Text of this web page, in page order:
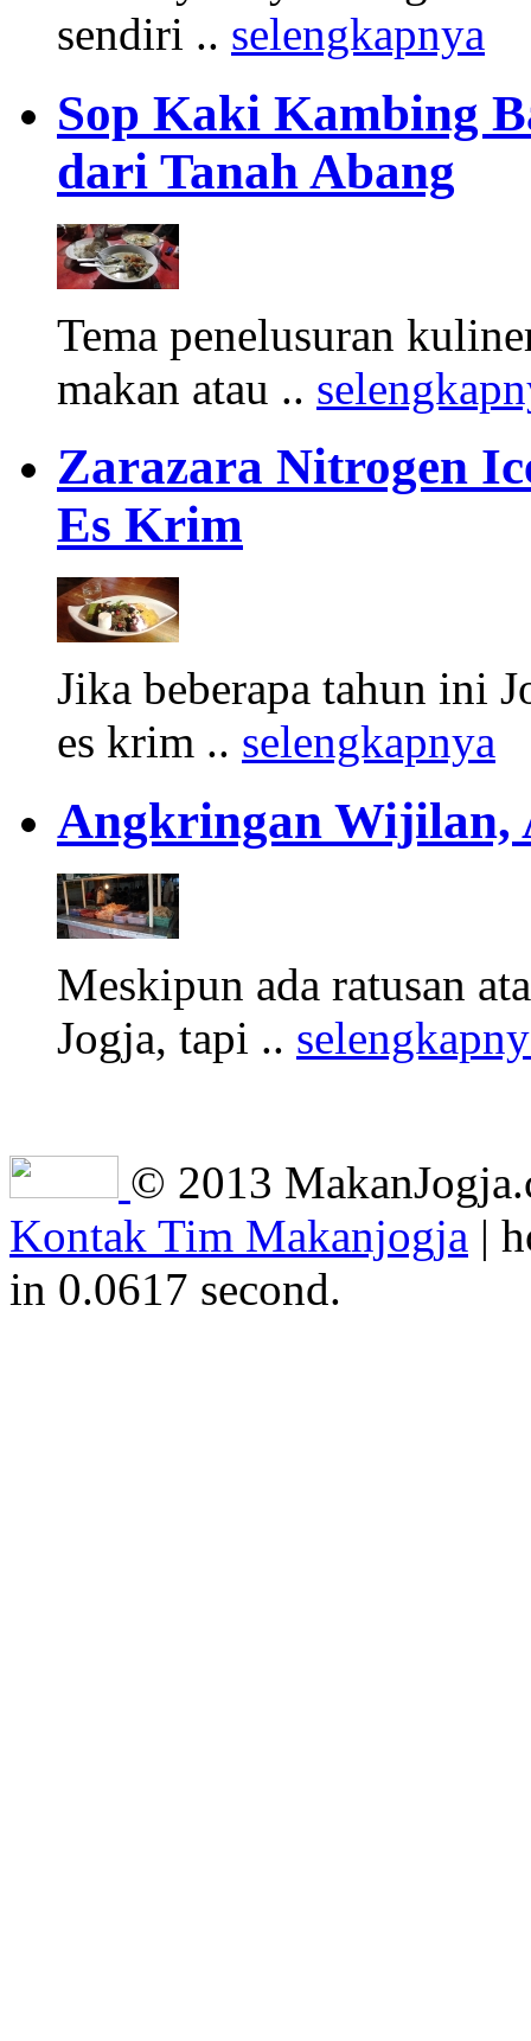
sendiri .. selengkapnya
Sop Kaki Kambing
dari Tanah Abang
Tema penelusuran
makan atau ..
Zarazara Nitrogen
Es Krim
Jika beberapa tahun ini
es krim .. selengkapnya
Angkringan Wijilan,
Meskipun ada ratusan
Jogja, tapi ..
© 2013
Kontak Tim Makanjogja |
in 0.0617 second.